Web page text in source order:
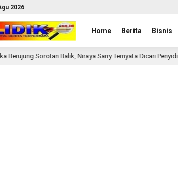
2026
Home Berita Bisnis
Sarry Ternyata Dicari Penyidik dalam Kasus Dugaan